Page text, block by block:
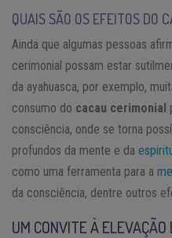
QUAIS SÃO OS EFEITOS DO
Ainda que algumas pessoas
cerimonial possam estar
da ayahuasca, por exemplo,
consumo do cacau cerimonial
consciência, onde se torna
profundos da mente e da
como uma ferramenta para a
da consciência, dentre outros
UM CONVITE À